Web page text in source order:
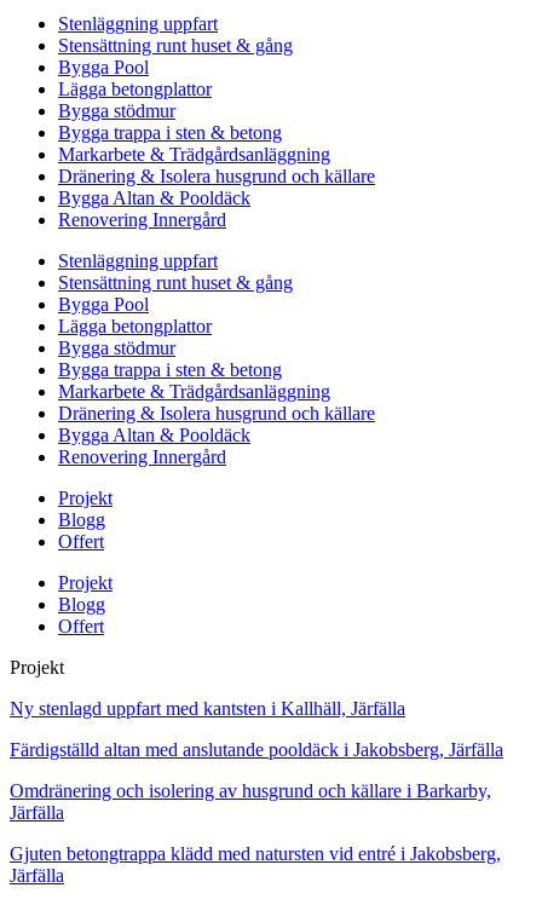
Stenläggning uppfart
Stensättning runt huset & gång
Bygga Pool
Lägga betongplattor
Bygga stödmur
Bygga trappa i sten & betong
Markarbete & Trädgårdsanläggning
Dränering & Isolera husgrund och källare
Bygga Altan & Pooldäck
Renovering Innergård
Stenläggning uppfart
Stensättning runt huset & gång
Bygga Pool
Lägga betongplattor
Bygga stödmur
Bygga trappa i sten & betong
Markarbete & Trädgårdsanläggning
Dränering & Isolera husgrund och källare
Bygga Altan & Pooldäck
Renovering Innergård
Projekt
Blogg
Offert
Projekt
Blogg
Offert
Projekt
Ny stenlagd uppfart med kantsten i Kallhäll, Järfälla
Färdigställd altan med anslutande pooldäck i Jakobsberg, Järfälla
Omdränering och isolering av husgrund och källare i Barkarby,
Järfälla
Gjuten betongtrappa klädd med natursten vid entré i Jakobsberg,
Järfälla